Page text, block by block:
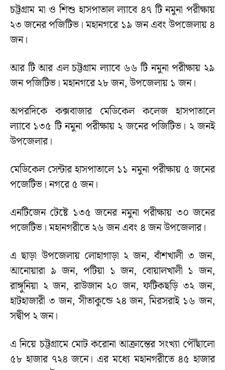
চট্টগ্রাম মা ও শিশু হাসপাতাল ল্যাবে ৪৭ টি নমুনা পরীক্ষায়
২৩ জনের পজিটিভ। মহানগরে ১৯ জন এবং উপজেলায় ৪
জন।
আর টি আর এল চট্টগ্রাম ল্যাবে ৬৬ টি নমুনা পরীক্ষায় ২৯
জন পজিটিভ। মহানগরে ২৮ জন, উপজেলায় ১ জন।
অপরদিকে কক্সবাজার মেডিকেল কলেজ হাসপাতালে
ল্যাবে ১৩৫ টি নমুনা পরীক্ষায় ২ জনের পজিটিভ। ২ জনই
উপজেলার।
মেডিকেল সেন্টার হাসপাতালে ১১ নমুনা পরীক্ষায় ৫ জনের
পজেটিভ। নগরে ৫ জন।
এনটিজেন টেষ্টে ১৩৫ জনের নমুনা পরীক্ষায় ৩০ জনের
পজেটিভ। মহানগরীতে ২৬ জন এবং ৪ জন উপজেলার।
এ ছাড়া উপজেলায় লোহাগাড়া ২ জন, বাঁশখালী ৩ জন,
আনোয়ারা ৯ জন, পটিয়া ১ জন, বোয়ালখালী ১ জন,
রাঙ্গুনিয়া ২ জন, রাউজান ২০ জন, ফটিকছড়ি ৩২ জন,
হাটহাজারী ৩ জন, সীতাকুন্ডে ২৪ জন, মিরসরাই ১৬ জন,
সদ্বীপ ২ জন।
এ নিয়ে চট্টগ্রামে মোট করোনা আক্রান্তের সংখ্যা পৌঁছালো
৫৮ হাজার ৭২৪ জনে। এর মধ্যে মহানগরীতে ৪৫ হাজার